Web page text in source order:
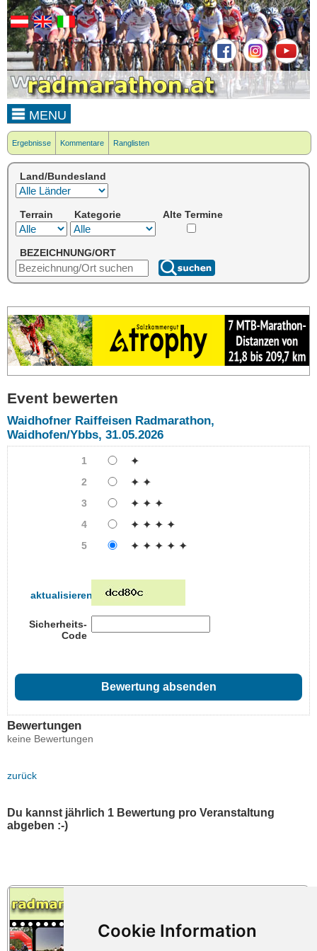
MENU
Ergebnisse Kommentare Ranglisten
Land/Bundesland
Terrain Kategorie Alte Termine
BEZEICHNUNG/ORT
Event bewerten
Waidhofner Raiffeisen Radmarathon,
Waidhofen/Ybbs, 31.05.2026
1 ✦
2 ✦ ✦
3 ✦ ✦ ✦
4 ✦ ✦ ✦ ✦
5 ✦ ✦ ✦ ✦ ✦
aktualisieren
Sicherheits-
Code
Bewertungen
keine Bewertungen
zurück
Du kannst jährlich 1 Bewertung pro Veranstaltung
abgeben :-)